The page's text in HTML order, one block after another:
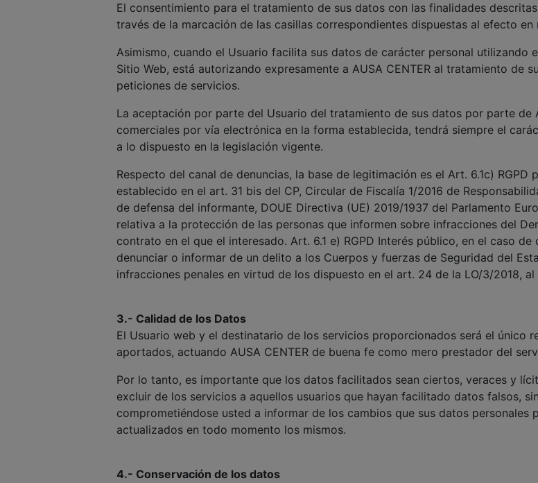
El consentimiento para el tratamiento de sus datos con las finalidades
través de la marcación de las casillas correspondientes dispuestas al efecto en
Asimismo, cuando el Usuario facilita sus datos de carácter personal utilizando
Sitio Web, está autorizando expresamente a AUSA CENTER al tratamiento de
peticiones de servicios.
La aceptación por parte del Usuario del tratamiento de sus datos por parte de
comerciales por vía electrónica en la forma establecida, tendrá siempre el
a lo dispuesto en la legislación vigente.
Respecto del canal de denuncias, la base de legitimación es el Art. 6.1c)
establecido en el art. 31 bis del CP, Circular de Fiscalía 1/2016 de
de defensa del informante, DOUE Directiva (UE) 2019/1937 del Parlamento
relativa a la protección de las personas que informen sobre infracciones del
contrato en el que el interesado. Art. 6.1 e) RGPD Interés público, en el caso
denunciar o informar de un delito a los Cuerpos y fuerzas de Seguridad del
infracciones penales en virtud de los dispuesto en el art. 24 de la LO/3/2018,
3.- Calidad de los Datos
El Usuario web y el destinatario de los servicios proporcionados será el único
aportados, actuando AUSA CENTER de buena fe como mero prestador del
Por lo tanto, es importante que los datos facilitados sean ciertos, veraces y
excluir de los servicios a aquellos usuarios que hayan facilitado datos falsos,
comprometiéndose usted a informar de los cambios que sus datos personales
actualizados en todo momento los mismos.
4.- Conservación de los datos